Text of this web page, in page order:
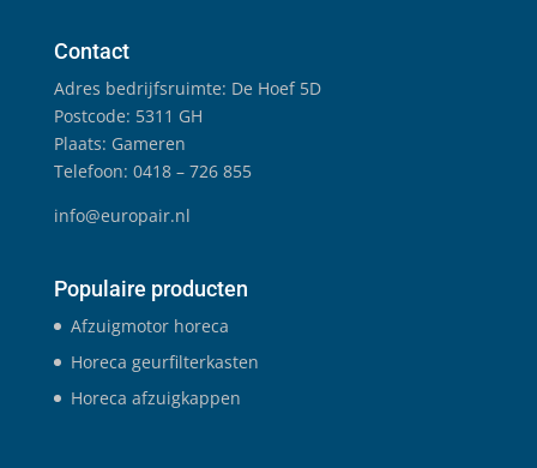
Contact
Adres bedrijfsruimte: De Hoef 5D
Postcode: 5311 GH
Plaats: Gameren
Telefoon: 0418 – 726 855
info@europair.nl
Populaire producten
Afzuigmotor horeca
Horeca geurfilterkasten
Horeca afzuigkappen